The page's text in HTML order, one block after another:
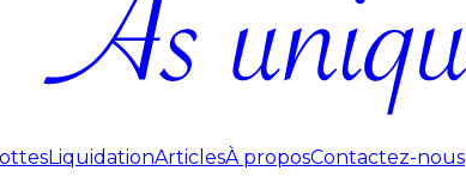
LiquidationArticlesÀ proposContactez-nous